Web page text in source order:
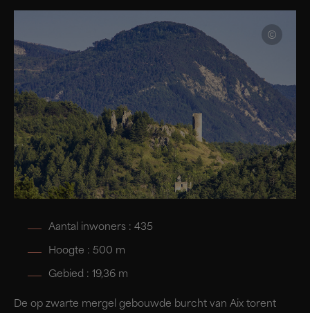
Aantal inwoners : 435
Hoogte : 500 m
Gebied : 19,36 m
De op zwarte mergel gebouwde burcht van Aix torent